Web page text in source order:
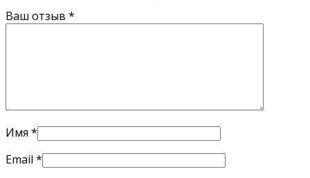
Ваш отзыв *
Имя *
Email *